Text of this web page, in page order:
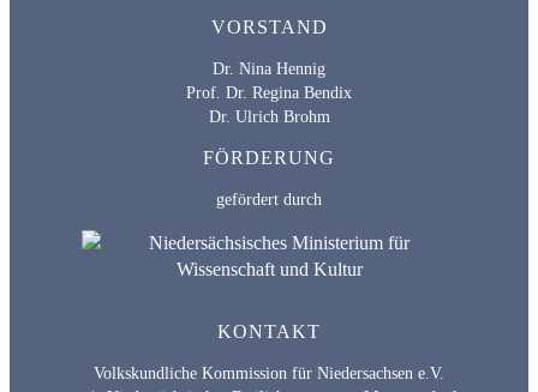
VORSTAND
Dr. Nina Hennig
Prof. Dr. Regina Bendix
Dr. Ulrich Brohm
FÖRDERUNG
gefördert durch
KONTAKT
Volkskundliche Kommission für Niedersachsen e.V.